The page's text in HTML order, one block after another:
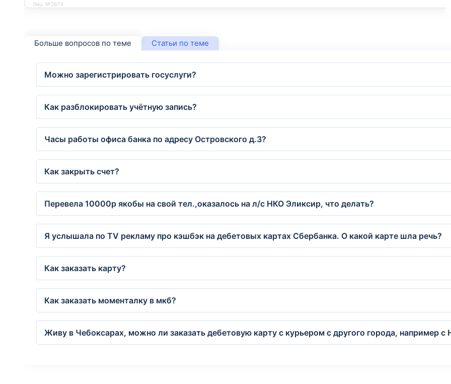
Лиц. №2673
Больше вопросов по теме Статьи по теме
Можно зарегистрировать госуслуги?
Как разблокировать учётную запись?
Часы работы офиса банка по адресу Островского д.3?
Как закрыть счет?
Перевела 10000р якобы на свой тел.,оказалось на л/с НКО Эликсир, что делать?
Я услышала по TV рекламу про кэшбэк на дебетовых картах Сбербанка. О какой карте шла речь?
Как заказать карту?
Как заказать моменталку в мкб?
Живу в Чебоксарах, можно ли заказать дебетовую карту с курьером с другого города, например с